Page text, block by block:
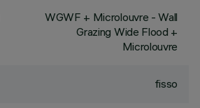
WGWF + Microlouvre - Wall
Grazing Wide Flood +
Microlouvre
fisso